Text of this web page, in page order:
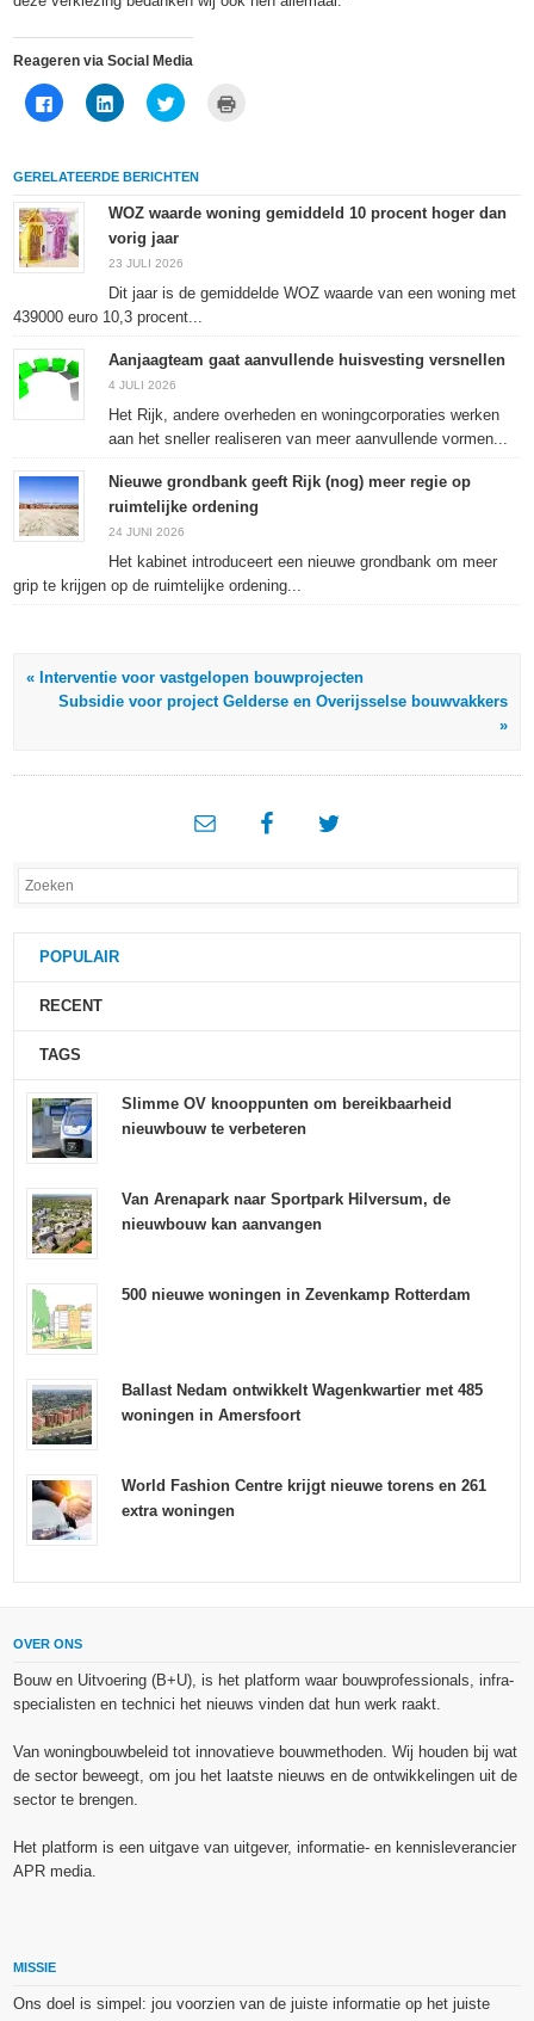
Reageren via Social Media
Klik
om
Facebook
(Wordt
een
nieuw
venster
geopend)
Klik
om
delen
(Wordt
een
nieuw
venster
geopend)
Klik
om
Twitter
(Wordt
een
venster
geopend)
nieuw
venster
GERELATEERDE BERICHTEN
WOZ waarde woning gemiddeld 10 procent hoger dan
vorig jaar
23 JULI 2026
Dit jaar is de gemiddelde WOZ waarde van een woning met
439000 euro 10,3 procent...
Aanjaagteam gaat aanvullende huisvesting versnellen
4 JULI 2026
Het Rijk, andere overheden en woningcorporaties werken
aan het sneller realiseren van meer aanvullende vormen...
Nieuwe grondbank geeft Rijk (nog) meer regie op
ruimtelijke ordening
24 JUNI 2026
Het kabinet introduceert een nieuwe grondbank om meer
grip te krijgen op de ruimtelijke ordening...
« Interventie voor vastgelopen bouwprojecten
Subsidie voor project Gelderse en Overijsselse bouwvakkers
»
POPULAIR
RECENT
TAGS
Slimme OV knooppunten om bereikbaarheid
nieuwbouw te verbeteren
Van Arenapark naar Sportpark Hilversum, de
nieuwbouw kan aanvangen
500 nieuwe woningen in Zevenkamp Rotterdam
Ballast Nedam ontwikkelt Wagenkwartier met 485
woningen in Amersfoort
World Fashion Centre krijgt nieuwe torens en 261
extra woningen
OVER ONS
Bouw en Uitvoering (B+U), is het platform waar bouwprofessionals, infra-
specialisten en technici het nieuws vinden dat hun werk raakt.
Van woningbouwbeleid tot innovatieve bouwmethoden. Wij houden bij wat
de sector beweegt, om jou het laatste nieuws en de ontwikkelingen uit de
sector te brengen.
Het platform is een uitgave van uitgever, informatie- en kennisleverancier
APR media.
MISSIE
Ons doel is simpel: jou voorzien van de juiste informatie op het juiste